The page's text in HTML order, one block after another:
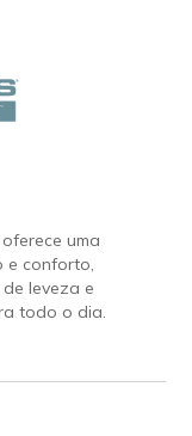
uma
e conforto,
leveza e
todo o dia.